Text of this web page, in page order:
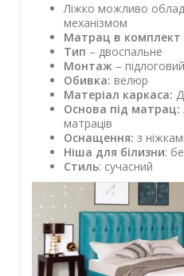
Ліжко можливо
механізмом
Матрац в комплект
Тип – двоспальне
Монтаж – підлоговий
Обивка: велюр
Матеріал каркаса:
Основа під матрац:
матраців
Оснащення: з
Ніша для білизни:
Стиль: сучасний